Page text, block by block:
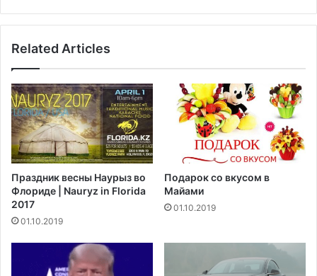
н
н
Н
а
ц
и
о
н
а
л
ь
н
у
А
е
к
а
н
с
к
и
й
п
л
а
н
Related Articles
Праздник весны Наурыз во
Флориде | Nauryz in Florida
2017
01.10.2019
Подарок со вкусом в
Майами
01.10.2019